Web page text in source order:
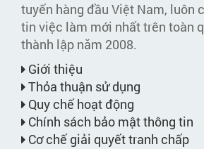
tuyến hàng đầu Việt Nam, luôn
tin việc làm mới nhất trên toàn
thành lập năm 2008.
Giới thiệu
Thỏa thuận sử dụng
Quy chế hoạt động
Chính sách bảo mật thông tin
Cơ chế giải quyết tranh chấp